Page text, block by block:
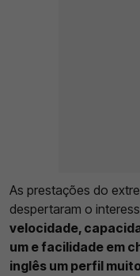
As prestações do
despertaram o
velocidade,
um e facilidade em
inglês um perfil